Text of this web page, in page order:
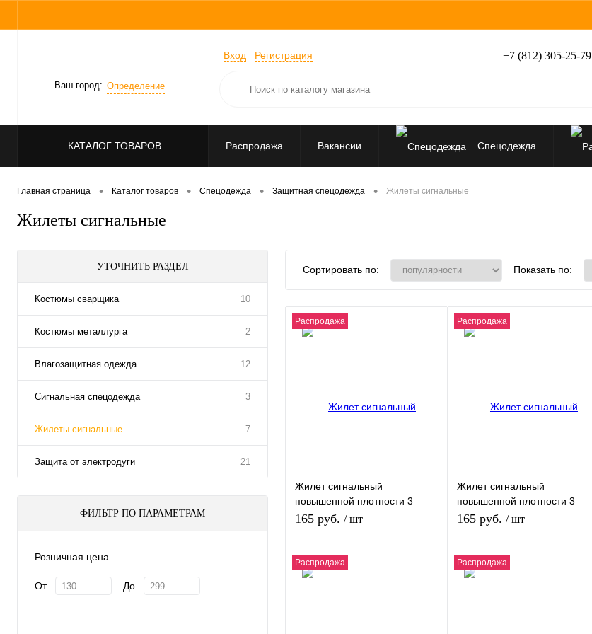
Ваш город: Определение
Вход Регистрация +7 (812) 305-25-79
КАТАЛОГ ТОВАРОВ Распродажа Вакансии Спецодежда
Перчатки, рукавицы
Главная страница • Каталог товаров • Спецодежда • Защитная спецодежда • Жилеты сигнальные
Жилеты сигнальные
УТОЧНИТЬ РАЗДЕЛ
Костюмы сварщика 10
Костюмы металлурга 2
Влагозащитная одежда 12
Сигнальная спецодежда 3
Жилеты сигнальные 7
Защита от электродуги 21
ФИЛЬТР ПО ПАРАМЕТРАМ
Розничная цена
От До
Сортировать по: Показать по:
Распродажа
Жилет сигнальный
повышенной плотности 3
полосы оранжевый
165 руб. / шт
Распродажа
Жилет сигнальный
повышенной плотности 3
полосы лимонный
165 руб. / шт
Распродажа Распродажа